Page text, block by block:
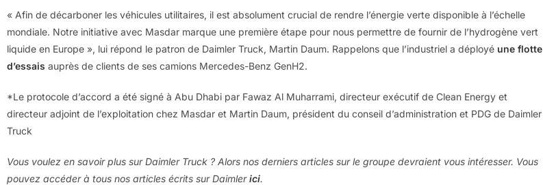
« Afin de décarboner les véhicules utilitaires, il est absolument crucial de rendre l’énergie verte disponible à l’échelle
mondiale. Notre initiative avec Masdar marque une première étape pour nous permettre de fournir de l’hydrogène vert
liquide en Europe », lui répond le patron de Daimler Truck, Martin Daum. Rappelons que l’industriel a déployé une flotte
d’essais auprès de clients de ses camions Mercedes-Benz GenH2.
*Le protocole d’accord a été signé à Abu Dhabi par Fawaz Al Muharrami, directeur exécutif de Clean Energy et
directeur adjoint de l’exploitation chez Masdar et Martin Daum, président du conseil d’administration et PDG de Daimler
Truck
Vous voulez en savoir plus sur Daimler Truck ? Alors nos derniers articles sur le groupe devraient vous intéresser. Vous
pouvez accéder à tous nos articles écrits surDaimler ici.